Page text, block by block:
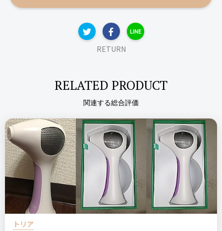
この商品の【総合評価】を見る
＼ショップで商品を探す／
DEESS
付属のサングラスがついていて目の疲れが軽減されていいで
す。照射レベルも４段階あり、自分の体質に合わせて使えると
ころ。連続照射モードがあるので毎回ボタンを押さずにスムー
ズに脱毛できる。
悪いところ（残念）
照射漏れがどうしてもでてしまう。
をあまり感じないのでマックスの出力で脱毛しています。肌が
荒れたりも全くないです。高価な家庭用脱毛機は使用したこと
がないので評価はできないのですが、ムダ毛の量や太さなどが
普通より若干多いくらいの私にとっては、2万円程度のこの家
LOVE DOCK IPL光脱毛器
リピート回数・頻度
リピート回数35回、頻度3日
に1度、期間約1年
良いところ
リーズナブルな価格で脱毛効果もまずまずある。
LINE
RETURN
RELATED PRODUCT
関連する総合評価
トリア